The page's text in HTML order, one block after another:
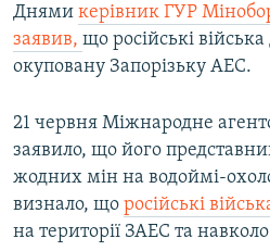
Днями керівник ГУР
заявив, що російські
окуповану Запорізьку АЕС.
21 червня Міжнародне
заявило, що його
жодних мін на водоймі-
визнало, що російські
на території ЗАЕС та навколо